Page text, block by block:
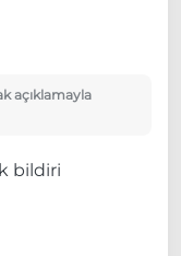
açıklamayla